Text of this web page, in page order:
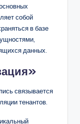
собой
в базе
данных.
связывается
тенантов.